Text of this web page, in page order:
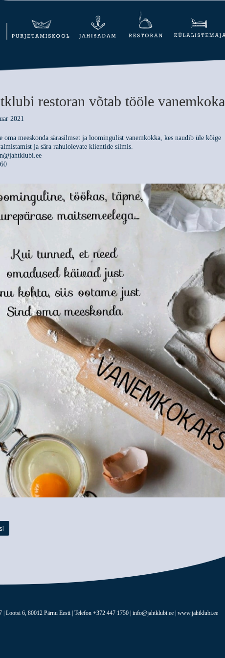
restoran võtab tööle vanemkoka
2021
oma meeskonda särasilmset ja loomingulist vanemkokka, kes naudib üle kõige
ja sära rahulolevate klientide silmis.
| Lootsi 6, 80012 Pärnu Eesti | Telefon +372 447 1750 | info@jahtklubi.ee | www.jahtklubi.ee